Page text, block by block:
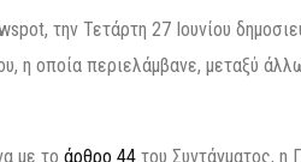
την Τετάρτη 27 Ιουνίου
η οποία περιελάμβανε, μεταξύ
με το άρθρο 44 του Συντάγματος, η